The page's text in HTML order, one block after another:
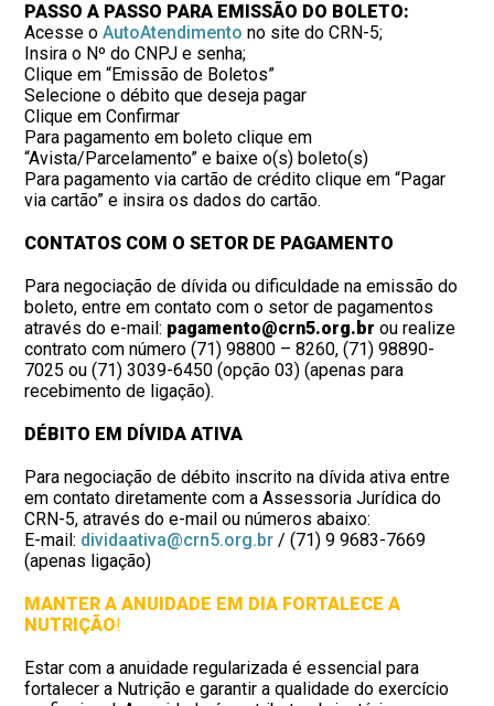
PASSO A PASSO PARA EMISSÃO DO BOLETO:
Acesse o AutoAtendimento no site do CRN-5;
Insira o Nº do CNPJ e senha;
Clique em “Emissão de Boletos”
Selecione o débito que deseja pagar
Clique em Confirmar
Para pagamento em boleto clique em
“Avista/Parcelamento” e baixe o(s) boleto(s)
Para pagamento via cartão de crédito clique em “Pagar
via cartão” e insira os dados do cartão.
CONTATOS COM O SETOR DE PAGAMENTO
Para negociação de dívida ou dificuldade na emissão do
boleto, entre em contato com o setor de pagamentos
através do e-mail: pagamento@crn5.org.br ou realize
contrato com número (71) 98800 – 8260, (71) 98890-
7025 ou (71) 3039-6450 (opção 03) (apenas para
recebimento de ligação).
DÉBITO EM DÍVIDA ATIVA
Para negociação de débito inscrito na dívida ativa entre
em contato diretamente com a Assessoria Jurídica do
CRN-5, através do e-mail ou números abaixo:
E-mail: dividaativa@crn5.org.br / (71) 9 9683-7669
(apenas ligação)
MANTER A ANUIDADE EM DIA FORTALECE A
NUTRIÇÃO!
Estar com a anuidade regularizada é essencial para
fortalecer a Nutrição e garantir a qualidade do exercício